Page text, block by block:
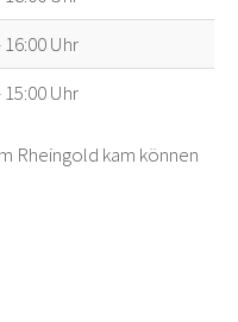
16:00 Uhr
15:00 Uhr
Rheingold kam können